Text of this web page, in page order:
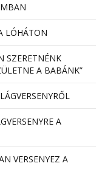
LÓHÁTON
SZERETNÉNK
A BABÁNK”
A
VERSENYEZ A